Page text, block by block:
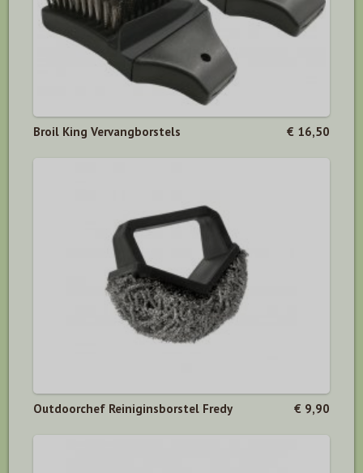
Broil King Vervangborstels € 16,50
Outdoorchef Reiniginsborstel Fredy € 9,90